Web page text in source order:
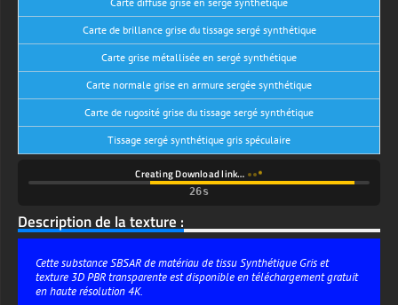
Carte de brillance grise du tissage sergé synthétique
Carte grise métallisée en sergé synthétique
Carte normale grise en armure sergée synthétique
Carte de rugosité grise du tissage sergé synthétique
Tissage sergé synthétique gris spéculaire
Creating Download link…
26s
Description de la texture :
Cette substance SBSAR de matériau de tissu Synthétique Gris et
texture 3D PBR transparente est disponible en téléchargement gratuit
en haute résolution 4K.